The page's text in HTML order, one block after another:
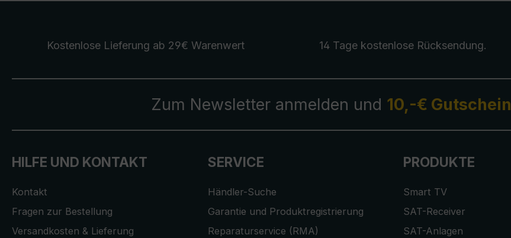
Kostenlose Lieferung ab 29€ Warenwert 14 Tage kostenlose Rücksendung.
Zum Newsletter anmelden und 10,-€ Gutschein
HILFE UND KONTAKT
Kontakt
Fragen zur Bestellung
Versandkosten & Lieferung
SERVICE
Händler-Suche
Garantie und Produktregistrierung
Reparaturservice (RMA)
PRODUKTE
Smart TV
SAT-Receiver
SAT-Anlagen